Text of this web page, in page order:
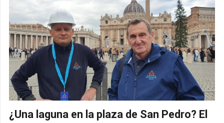
¿Una laguna en la plaza de San Pedro? El